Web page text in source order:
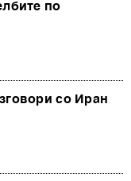
по
со Иран